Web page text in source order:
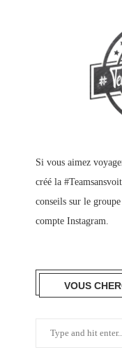
Si vous aimez
créé la
conseils sur le
compte Instagram.
VOUS